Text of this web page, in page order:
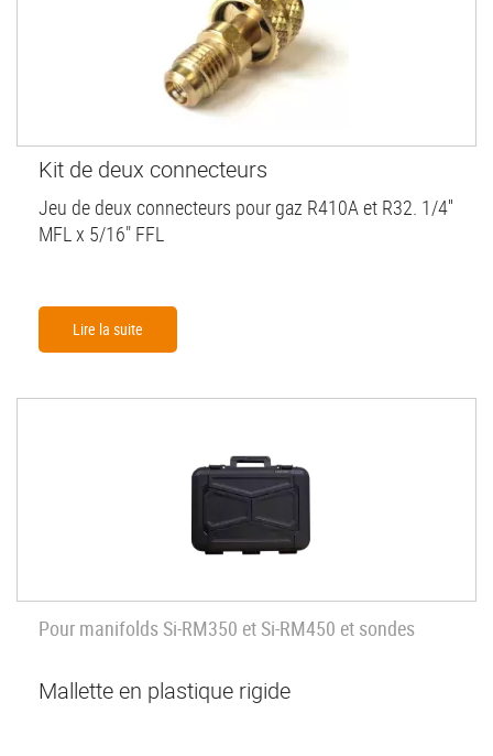
Kit de deux connecteurs
Jeu de deux connecteurs pour gaz R410A et R32. 1/4''
MFL x 5/16" FFL
Lire la suite
Pour manifolds Si-RM350 et Si-RM450 et sondes
Mallette en plastique rigide